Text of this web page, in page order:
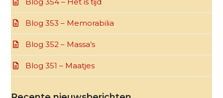
Blog 353 – Memorabilia
Blog 352 – Massa’s
Blog 351 – Maatjes